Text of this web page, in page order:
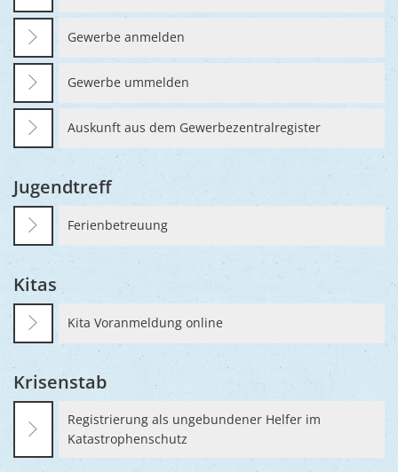
Gewerbe anmelden
Gewerbe ummelden
Auskunft aus dem Gewerbezentralregister
Jugendtreff
Ferienbetreuung
Kitas
Kita Voranmeldung online
Krisenstab
Registrierung als ungebundener Helfer im
Katastrophenschutz